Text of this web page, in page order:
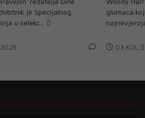
je Specijalnog
u selekc...
glumaca
03 KOL